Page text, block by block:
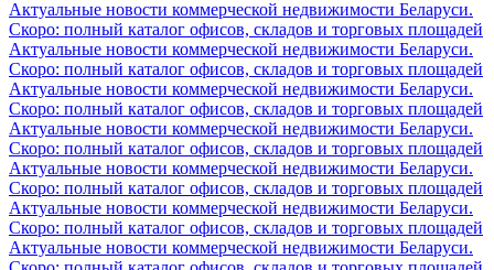
Актуальные новости коммерческой недвижимости Беларуси.
Скоро: полный каталог офисов, складов и торговых площадей
Актуальные новости коммерческой недвижимости Беларуси.
Скоро: полный каталог офисов, складов и торговых площадей
Актуальные новости коммерческой недвижимости Беларуси.
Скоро: полный каталог офисов, складов и торговых площадей
Актуальные новости коммерческой недвижимости Беларуси.
Скоро: полный каталог офисов, складов и торговых площадей
Актуальные новости коммерческой недвижимости Беларуси.
Скоро: полный каталог офисов, складов и торговых площадей
Актуальные новости коммерческой недвижимости Беларуси.
Скоро: полный каталог офисов, складов и торговых площадей
Актуальные новости коммерческой недвижимости Беларуси.